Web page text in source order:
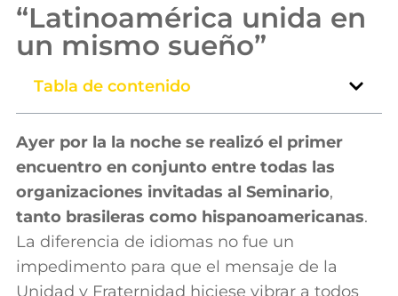
“Latinoamérica unida en
un mismo sueño”
Tabla de contenido
Ayer por la la noche se realizó el primer
encuentro en conjunto entre todas las
organizaciones invitadas al Seminario,
tanto brasileras como hispanoamericanas.
La diferencia de idiomas no fue un
impedimento para que el mensaje de la
Unidad y Fraternidad hiciese vibrar a todos